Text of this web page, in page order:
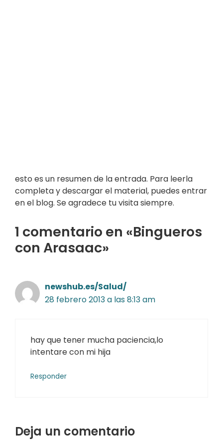
esto es un resumen de la entrada. Para leerla
completa y descargar el material, puedes entrar
en el blog. Se agradece tu visita siempre.
1 comentario en «Bingueros
con Arasaac»
newshub.es/Salud/
28 febrero 2013 a las 8:13 am
hay que tener mucha paciencia,lo
intentare con mi hija
Responder
Deja un comentario